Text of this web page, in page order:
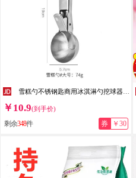
￥10.9(到手价)
剩余348件 券 ￥30